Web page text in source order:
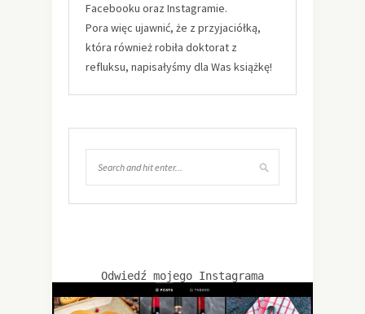
Facebooku oraz Instagramie.
Pora więc ujawnić, że z przyjaciółką,
która również robiła doktorat z
refluksu, napisałyśmy dla Was książkę!
Odwiedź mojego Instagrama